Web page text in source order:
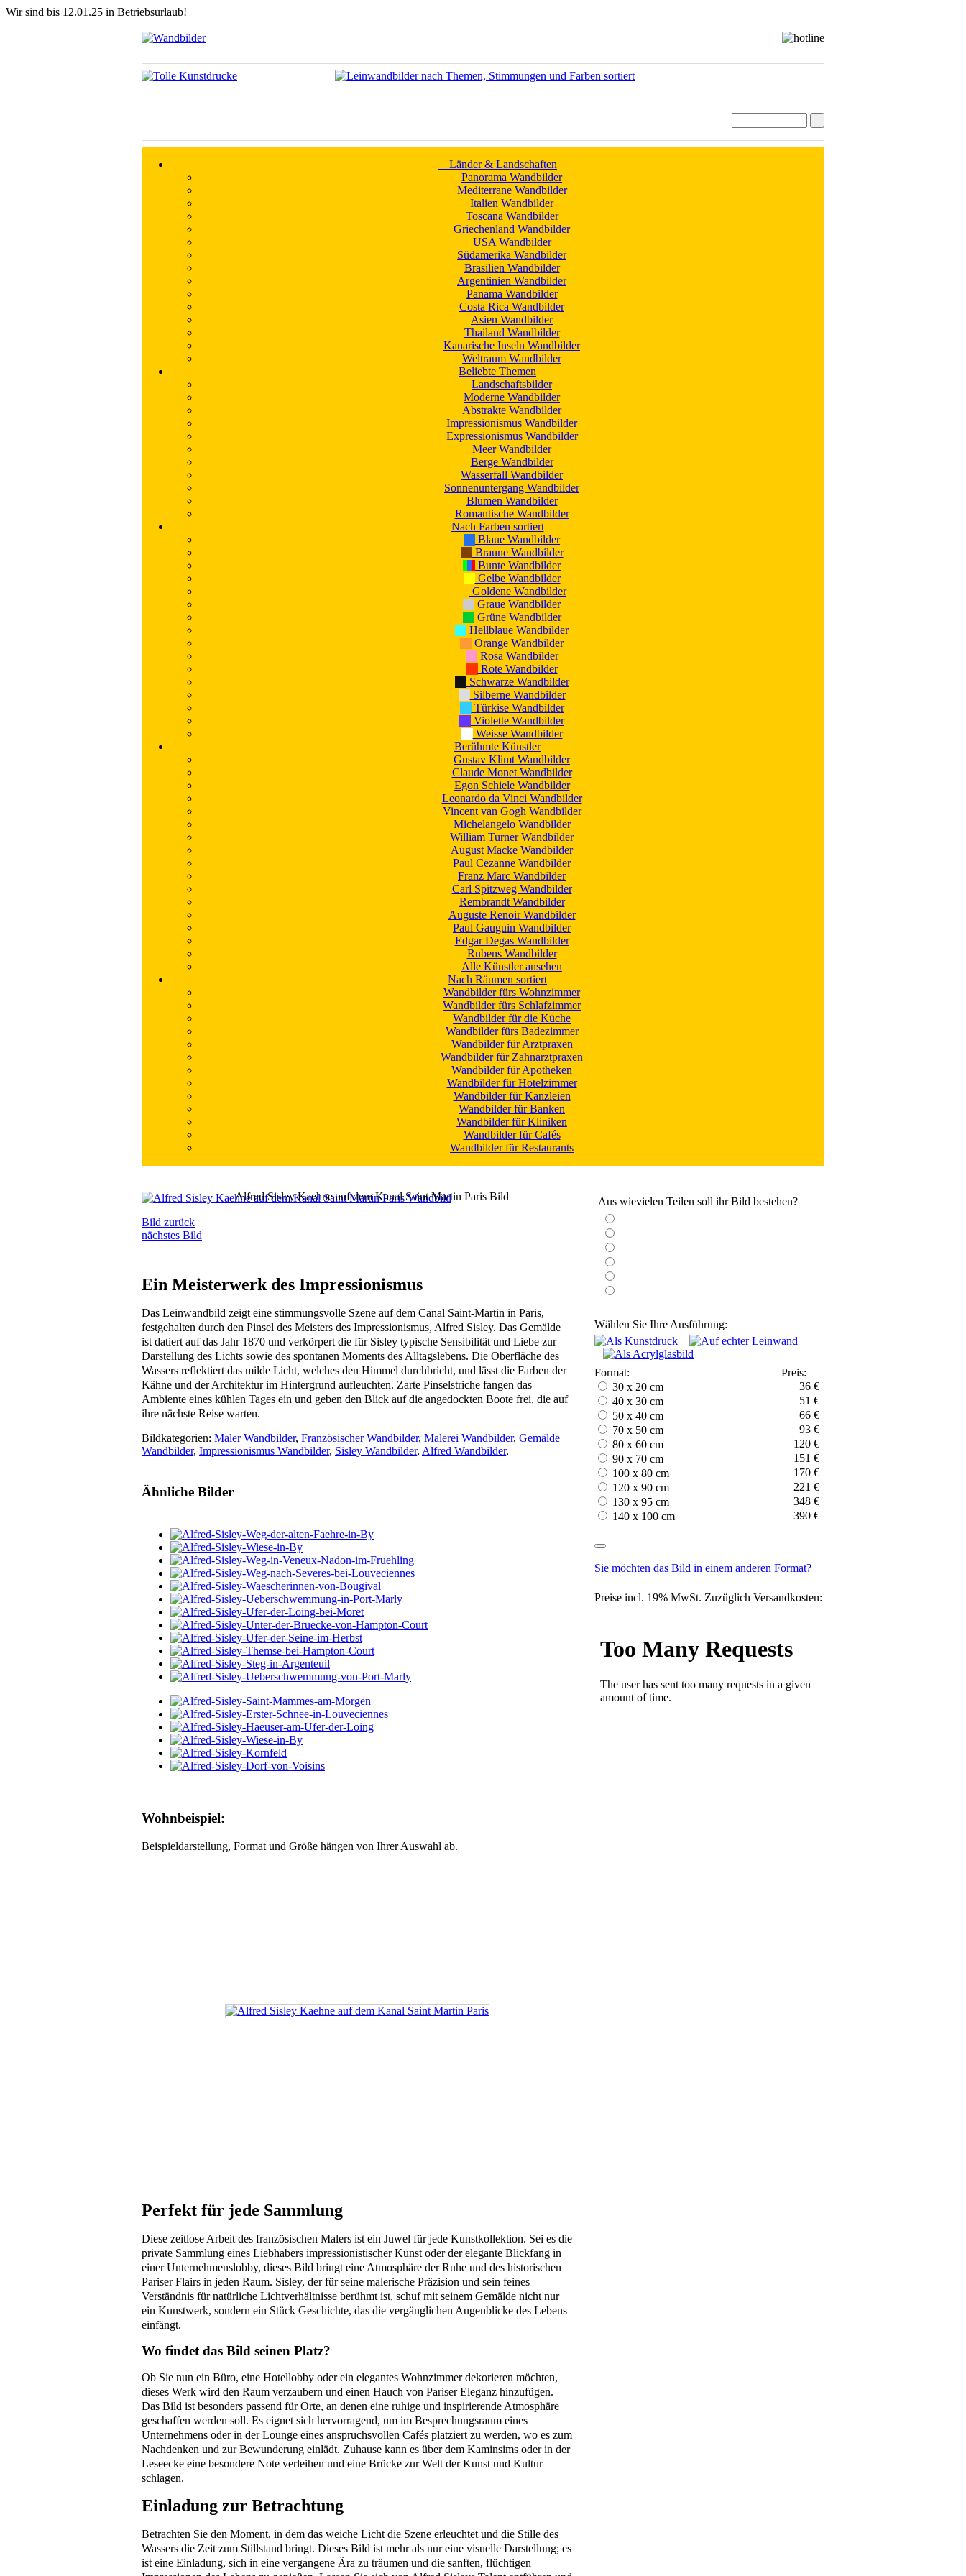
Wir sind bis 12.01.25 in Betriebsurlaub!
Länder & Landschaften
Panorama Wandbilder
Mediterrane Wandbilder
Italien Wandbilder
Toscana Wandbilder
Griechenland Wandbilder
USA Wandbilder
Südamerika Wandbilder
Brasilien Wandbilder
Argentinien Wandbilder
Panama Wandbilder
Costa Rica Wandbilder
Asien Wandbilder
Thailand Wandbilder
Kanarische Inseln Wandbilder
Weltraum Wandbilder
Beliebte Themen
Landschaftsbilder
Moderne Wandbilder
Abstrakte Wandbilder
Impressionismus Wandbilder
Expressionismus Wandbilder
Meer Wandbilder
Berge Wandbilder
Wasserfall Wandbilder
Sonnenuntergang Wandbilder
Blumen Wandbilder
Romantische Wandbilder
Nach Farben sortiert
Blaue Wandbilder
Braune Wandbilder
Bunte Wandbilder
Gelbe Wandbilder
Goldene Wandbilder
Graue Wandbilder
Grüne Wandbilder
Hellblaue Wandbilder
Orange Wandbilder
Rosa Wandbilder
Rote Wandbilder
Schwarze Wandbilder
Silberne Wandbilder
Türkise Wandbilder
Violette Wandbilder
Weisse Wandbilder
Berühmte Künstler
Gustav Klimt Wandbilder
Claude Monet Wandbilder
Egon Schiele Wandbilder
Leonardo da Vinci Wandbilder
Vincent van Gogh Wandbilder
Michelangelo Wandbilder
William Turner Wandbilder
August Macke Wandbilder
Paul Cezanne Wandbilder
Franz Marc Wandbilder
Carl Spitzweg Wandbilder
Rembrandt Wandbilder
Auguste Renoir Wandbilder
Paul Gauguin Wandbilder
Edgar Degas Wandbilder
Rubens Wandbilder
Alle Künstler ansehen
Nach Räumen sortiert
Wandbilder fürs Wohnzimmer
Wandbilder fürs Schlafzimmer
Wandbilder für die Küche
Wandbilder fürs Badezimmer
Wandbilder für Arztpraxen
Wandbilder für Zahnarztpraxen
Wandbilder für Apotheken
Wandbilder für Hotelzimmer
Wandbilder für Kanzleien
Wandbilder für Banken
Wandbilder für Kliniken
Wandbilder für Cafés
Wandbilder für Restaurants
Alfred Sisley Kaehne auf dem Kanal Saint Martin Paris Bild
Bild zurück
nächstes Bild
Ein Meisterwerk des Impressionismus
Das Leinwandbild zeigt eine stimmungsvolle Szene auf dem Canal Saint-Martin in Paris,
festgehalten durch den Pinsel des Meisters des Impressionismus, Alfred Sisley. Das Gemälde
ist datiert auf das Jahr 1870 und verkörpert die für Sisley typische Sensibilität und Liebe zur
Darstellung des Lichts sowie des spontanen Moments des Alltagslebens. Die Oberfläche des
Wassers reflektiert das milde Licht, welches den Himmel durchbricht, und lässt die Farben der
Kähne und der Architektur im Hintergrund aufleuchten. Zarte Pinselstriche fangen das
Ambiente eines kühlen Tages ein und geben den Blick auf die angedockten Boote frei, die auf
ihre nächste Reise warten.
Bildkategorien: Maler Wandbilder, Französischer Wandbilder, Malerei Wandbilder, Gemälde
Wandbilder, Impressionismus Wandbilder, Sisley Wandbilder, Alfred Wandbilder,
Ähnliche Bilder
Wohnbeispiel:
Beispieldarstellung, Format und Größe hängen von Ihrer Auswahl ab.
Perfekt für jede Sammlung
Diese zeitlose Arbeit des französischen Malers ist ein Juwel für jede Kunstkollektion. Sei es die
private Sammlung eines Liebhabers impressionistischer Kunst oder der elegante Blickfang in
einer Unternehmenslobby, dieses Bild bringt eine Atmosphäre der Ruhe und des historischen
Pariser Flairs in jeden Raum. Sisley, der für seine malerische Präzision und sein feines
Verständnis für natürliche Lichtverhältnisse berühmt ist, schuf mit seinem Gemälde nicht nur
ein Kunstwerk, sondern ein Stück Geschichte, das die vergänglichen Augenblicke des Lebens
einfängt.
Wo findet das Bild seinen Platz?
Ob Sie nun ein Büro, eine Hotellobby oder ein elegantes Wohnzimmer dekorieren möchten,
dieses Werk wird den Raum verzaubern und einen Hauch von Pariser Eleganz hinzufügen.
Das Bild ist besonders passend für Orte, an denen eine ruhige und inspirierende Atmosphäre
geschaffen werden soll. Es eignet sich hervorragend, um im Besprechungsraum eines
Unternehmens oder in der Lounge eines anspruchsvollen Cafés platziert zu werden, wo es zum
Nachdenken und zur Bewunderung einlädt. Zuhause kann es über dem Kaminsims oder in der
Leseecke eine besondere Note verleihen und eine Brücke zur Welt der Kunst und Kultur
schlagen.
Einladung zur Betrachtung
Betrachten Sie den Moment, in dem das weiche Licht die Szene erleuchtet und die Stille des
Wassers die Zeit zum Stillstand bringt. Dieses Bild ist mehr als nur eine visuelle Darstellung; es
ist eine Einladung, sich in eine vergangene Ära zu träumen und die sanften, flüchtigen
Aus wievielen Teilen soll ihr Bild bestehen?
Wählen Sie Ihre Ausführung:
Format:
Preis:
30 x 20 cm
36 €
40 x 30 cm
51 €
50 x 40 cm
66 €
70 x 50 cm
93 €
80 x 60 cm
120 €
90 x 70 cm
151 €
100 x 80 cm
170 €
120 x 90 cm
221 €
130 x 95 cm
348 €
140 x 100 cm
390 €
Sie möchten das Bild in einem anderen Format?
Preise incl. 19% MwSt. Zuzüglich Versandkosten: